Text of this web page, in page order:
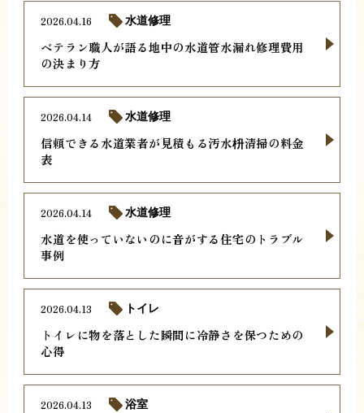
ベテラン職人が語る地中の水道管水漏れ修理費用
の決まり方
2026.04.16 水道修理
信頼できる水道業者が見積もる汚水枡清掃の料金
表
2026.04.14 水道修理
水道を使っていないのに音がする住宅のトラブル
事例
2026.04.14 水道修理
トイレに物を落とした瞬間に冷静さを保つための
心得
2026.04.13 トイレ
2026.04.13 浴室